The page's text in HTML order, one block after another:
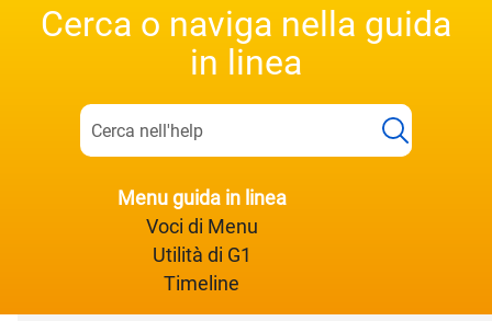
Cerca o naviga nella guida
in linea
Menu guida in linea
Voci di Menu
Utilità di G1
Timeline